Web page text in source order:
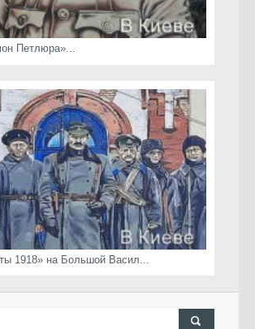
Петлюра»...
1918» на Большой Васил...